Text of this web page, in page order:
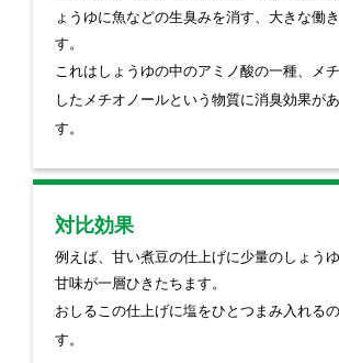
ょうゆに魚などの生臭みを消す、大きな働
す。
これはしょうゆの中のアミノ酸の一種、メ
したメチオノールという物質に消臭効果が
す。
対比効果
例えば、甘い煮豆の仕上げに少量のしょうゆ
甘味が一層ひきたちます。
おしるこの仕上げに塩をひとつまみ入れる
す。